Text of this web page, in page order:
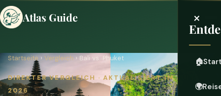
Atlas Guide ×
🏠
🌍
Startseite › Vergleich› Bali vs. Phuket
DIREKTER VERGLEICH · AKTUALISIERT IM JULI
2026